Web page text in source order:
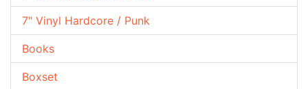
7" Vinyl Hardcore / Punk
Books
Boxset